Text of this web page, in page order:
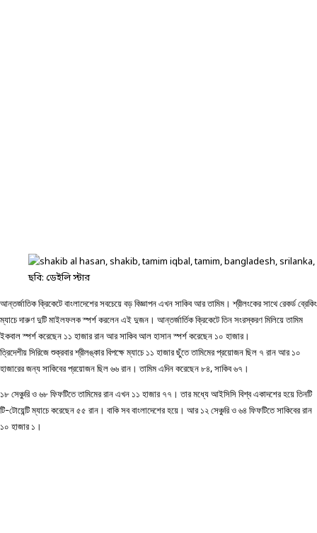
ছবি: ডেইলি স্টার
আন্তর্জাতিক ক্রিকেটে বাংলাদেশের সবচেয়ে বড় বিজ্ঞাপন এখন সাকিব আর তামিম। শ্রীলংকের সাথে রেকর্ড ব্রেকিং
ম্যাচে দারুণ দুটি মাইলফলক স্পর্শ করলেন এই দুজন। আন্তর্জার্তিক ক্রিকেটে তিন সংরস্করণ মিলিয়ে তামিম
ইকবাল স্পর্শ করেছেন ১১ হাজার রান আর সাকিব আল হাসান স্পর্শ করেছেন ১০ হাজার।
ত্রিদেশীয় সিরিজে শুক্রবার শ্রীলঙ্কার বিপক্ষে ম্যাচে ১১ হাজার ছুঁতে তামিমের প্রয়োজন ছিল ৭ রান আর ১০
হাজারের জন্য সাকিবের প্রয়োজন ছিল ৬৬ রান। তামিম এদিন করেছেন ৮৪, সাকিব ৬৭।
১৮ সেঞ্চুরি ও ৬৮ ফিফটিতে তামিমের রান এখন ১১ হাজার ৭৭। তার মধ্যে আইসিসি বিশ্ব একাদশের হয়ে তিনটি
টি-টোয়েন্টি ম্যাচে করেছেন ৫৫ রান। বাকি সব বাংলাদেশের হয়ে। আর ১২ সেঞ্চুরি ও ৬৪ ফিফটিতে সাকিবের রান
১০ হাজার ১।